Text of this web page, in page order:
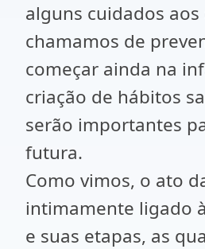
alguns cuidados aos
chamamos de
começar ainda na
criação de hábitos
serão importantes
futura.
Como vimos, o ato
intimamente ligado
e suas etapas, as